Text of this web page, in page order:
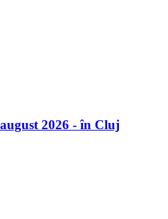
2026 - în Cluj